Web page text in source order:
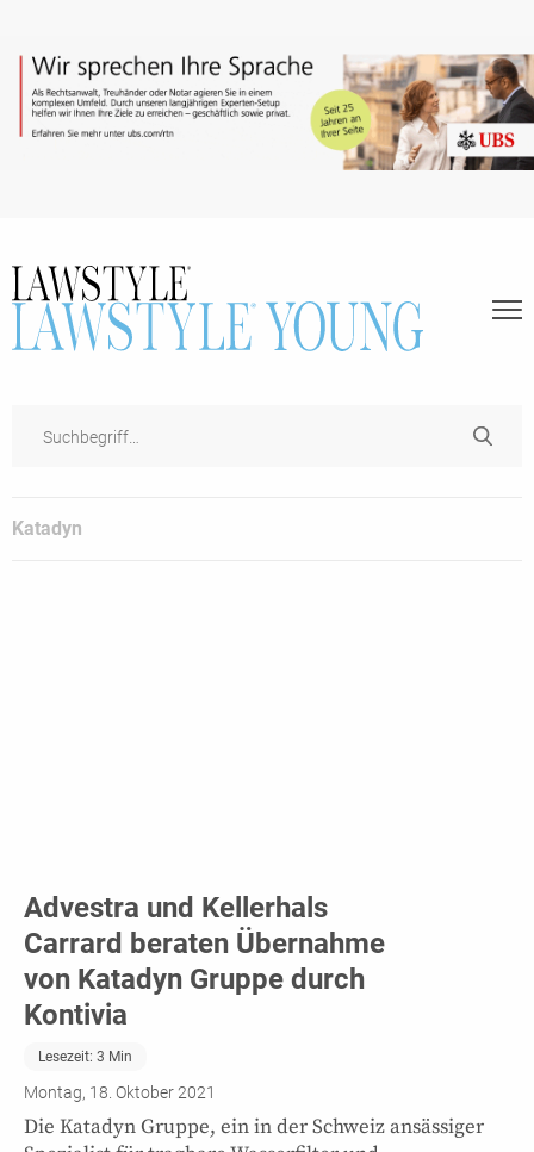
Katadyn
Advestra und Kellerhals
Carrard beraten Übernahme
von Katadyn Gruppe durch
Kontivia
Lesezeit: 3 Min
Montag, 18. Oktober 2021
Die Katadyn Gruppe, ein in der Schweiz ansässiger